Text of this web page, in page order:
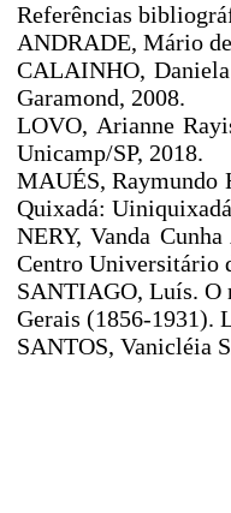
Referências
ANDRADE, Mário
CALAINHO,
Garamond, 2008.
LOVO, Arianne
Unicamp/SP, 2018.
MAUÉS, Raymundo
Quixadá:
NERY, Vanda
Centro Universitário
SANTIAGO, Luís. O
Gerais (1856-1931).
SANTOS, Vanicléia